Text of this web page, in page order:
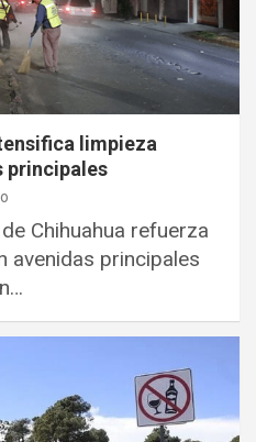
limpieza
principales
Chihuahua refuerza
avenidas principales